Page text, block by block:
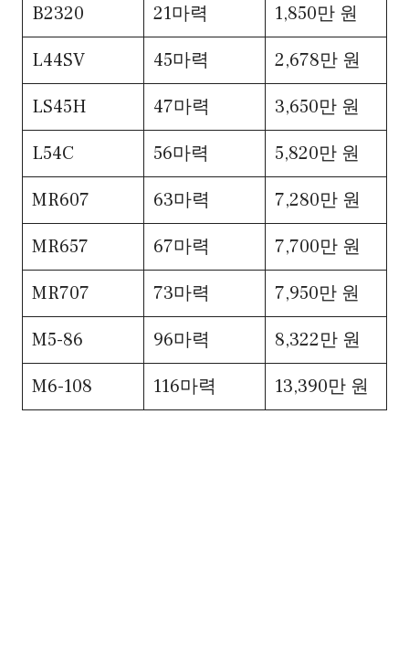
B2320 21마력
1,850만 원
L44SV
45마력
2,678만 원
LS45H
47마력
3,650만 원
L54C
56마력
5,820만 원
MR607
63마력
7,280만 원
MR657
67마력
7,700만 원
MR707
73마력
7,950만 원
M5-86
96마력
8,322만 원
M6-108
116마력 13,390만 원